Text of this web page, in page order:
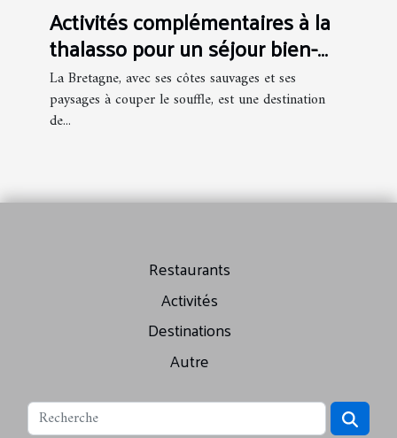
Activités complémentaires à la
thalasso pour un séjour bien-
être en Bretagne
La Bretagne, avec ses côtes sauvages et ses
paysages à couper le souffle, est une destination
de...
Restaurants
Activités
Destinations
Autre